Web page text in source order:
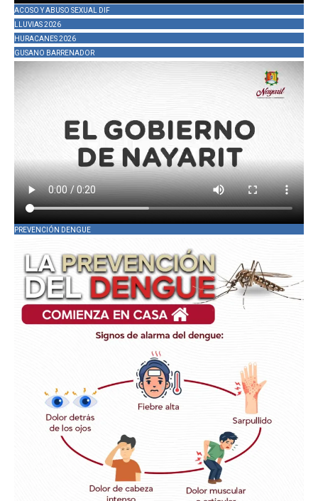
ACOSO Y ABUSO SEXUAL DIF
LLUVIAS 2026
HURACANES 2026
GUSANO BARRENADOR
PREVENCIÓN DENGUE